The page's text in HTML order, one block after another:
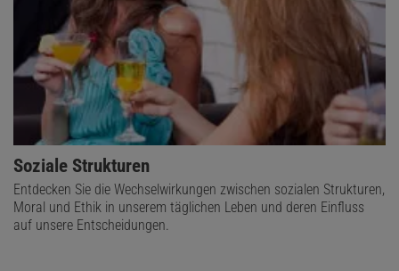
Soziale Strukturen
Entdecken Sie die Wechselwirkungen zwischen sozialen Strukturen,
Moral und Ethik in unserem täglichen Leben und deren Einfluss
auf unsere Entscheidungen.